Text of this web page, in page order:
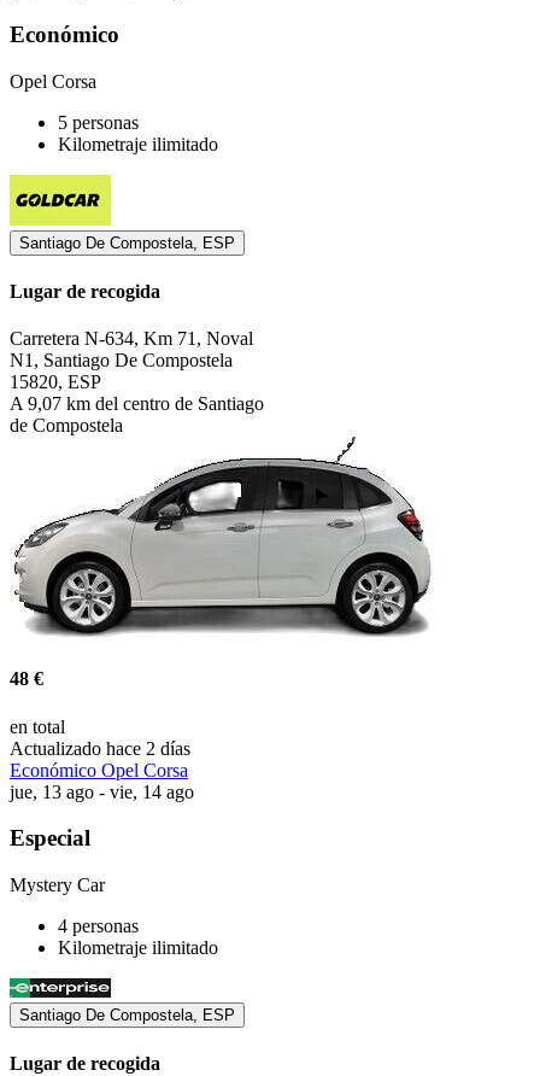
Económico
Opel Corsa
5 personas
Kilometraje ilimitado
Santiago De Compostela, ESP
Lugar de recogida
Carretera N-634, Km 71, Noval
N1, Santiago De Compostela
15820, ESP
A 9,07 km del centro de Santiago
de Compostela
48 €
en total
Actualizado hace 2 días
Económico Opel Corsa
jue, 13 ago - vie, 14 ago
Especial
Mystery Car
4 personas
Kilometraje ilimitado
Santiago De Compostela, ESP
Lugar de recogida